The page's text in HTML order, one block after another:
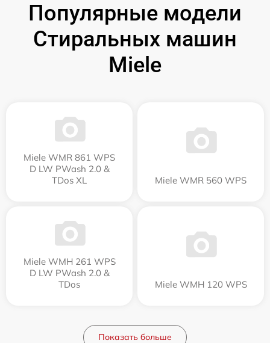
Популярные модели
Стиральных машин
Miele
Miele WMR 861 WPS
D LW PWash 2.0 &
TDos XL
Miele WMR 560 WPS
Miele WMH 261 WPS
D LW PWash 2.0 &
TDos
Miele WMH 120 WPS
Показать больше